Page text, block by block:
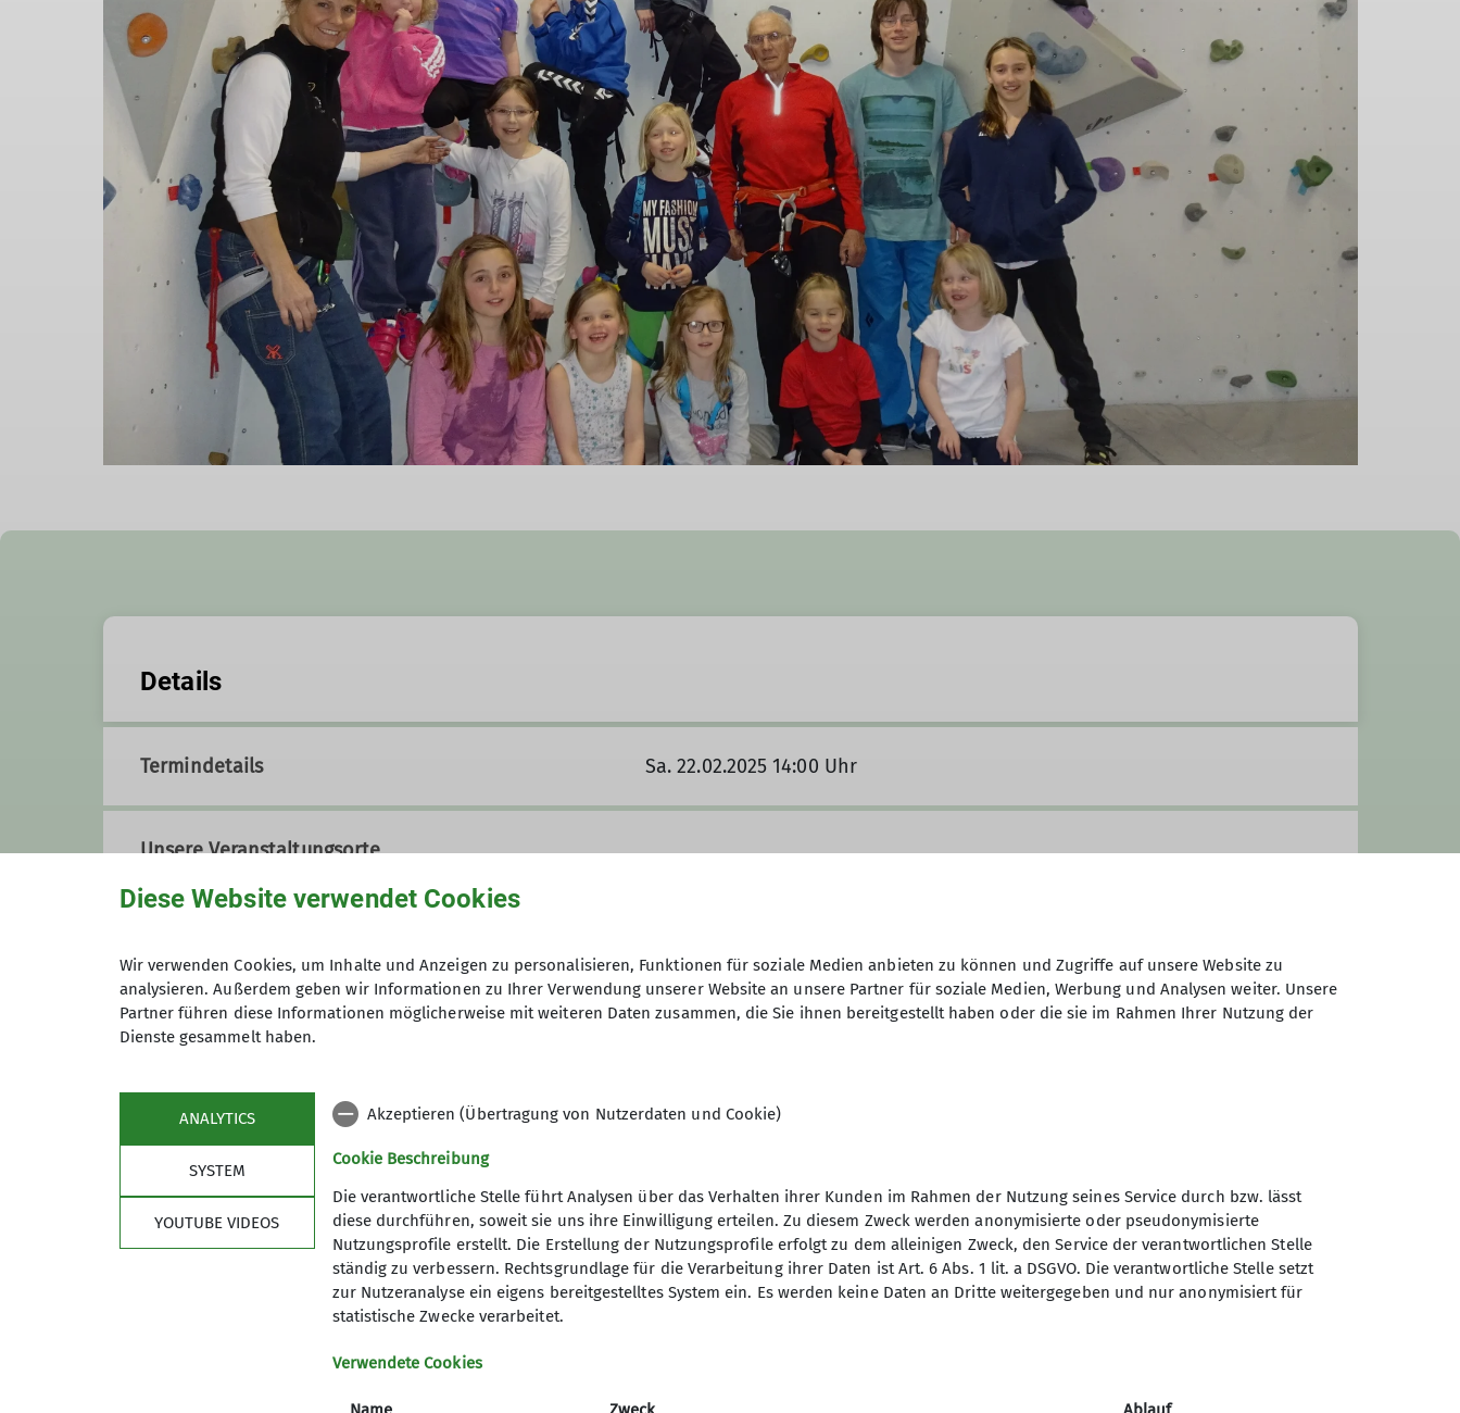
Details
Termindetails Sa. 22.02.2025 14:00 Uhr
Unsere Veranstaltungsorte
zu Google Maps
Jahnstraße 35
Sektion Selb des Deutschen
Alpenvereins e.V.
Carl-Netzsch-Str. 24
Diese Website verwendet Cookies
Wir verwenden Cookies, um Inhalte und Anzeigen zu personalisieren, Funktionen für soziale Medien anbieten zu können und Zugriffe auf unsere Website zu
analysieren. Außerdem geben wir Informationen zu Ihrer Verwendung unserer Website an unsere Partner für soziale Medien, Werbung und Analysen weiter. Unsere
Partner führen diese Informationen möglicherweise mit weiteren Daten zusammen, die Sie ihnen bereitgestellt haben oder die sie im Rahmen Ihrer Nutzung der
Dienste gesammelt haben.
ANALYTICS
SYSTEM
YOUTUBE VIDEOS
Akzeptieren (Übertragung von Nutzerdaten und Cookie)
Cookie Beschreibung
Die verantwortliche Stelle führt Analysen über das Verhalten ihrer Kunden im Rahmen der Nutzung seines Service durch bzw. lässt
diese durchführen, soweit sie uns ihre Einwilligung erteilen. Zu diesem Zweck werden anonymisierte oder pseudonymisierte
Nutzungsprofile erstellt. Die Erstellung der Nutzungsprofile erfolgt zu dem alleinigen Zweck, den Service der verantwortlichen Stelle
ständig zu verbessern. Rechtsgrundlage für die Verarbeitung ihrer Daten ist Art. 6 Abs. 1 lit. a DSGVO. Die verantwortliche Stelle setzt
zur Nutzeranalyse ein eigens bereitgestelltes System ein. Es werden keine Daten an Dritte weitergegeben und nur anonymisiert für
statistische Zwecke verarbeitet.
Verwendete Cookies